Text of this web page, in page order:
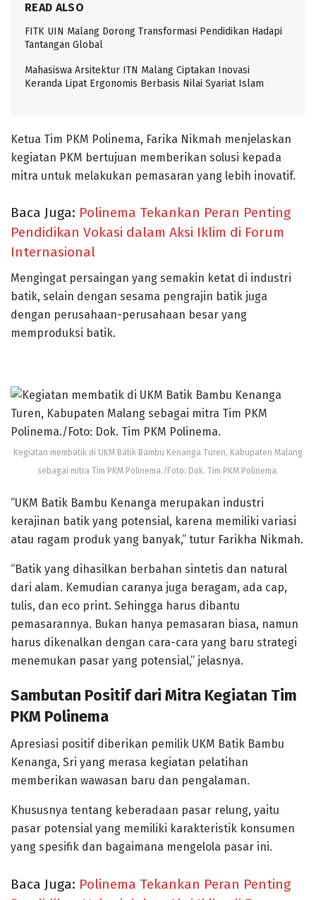
READ ALSO
FITK UIN Malang Dorong Transformasi Pendidikan Hadapi
Tantangan Global
Mahasiswa Arsitektur ITN Malang Ciptakan Inovasi
Keranda Lipat Ergonomis Berbasis Nilai Syariat Islam
Ketua Tim PKM Polinema, Farika Nikmah menjelaskan
kegiatan PKM bertujuan memberikan solusi kepada
mitra untuk melakukan pemasaran yang lebih inovatif.
Baca Juga: Polinema Tekankan Peran Penting
Pendidikan Vokasi dalam Aksi Iklim di Forum
Internasional
Mengingat persaingan yang semakin ketat di industri
batik, selain dengan sesama pengrajin batik juga
dengan perusahaan-perusahaan besar yang
memproduksi batik.
Kegiatan membatik di UKM Batik Bambu Kenanga Turen, Kabupaten Malang
sebagai mitra Tim PKM Polinema./Foto: Dok. Tim PKM Polinema.
“UKM Batik Bambu Kenanga merupakan industri
kerajinan batik yang potensial, karena memiliki variasi
atau ragam produk yang banyak,” tutur Farikha Nikmah.
“Batik yang dihasilkan berbahan sintetis dan natural
dari alam. Kemudian caranya juga beragam, ada cap,
tulis, dan eco print. Sehingga harus dibantu
pemasarannya. Bukan hanya pemasaran biasa, namun
harus dikenalkan dengan cara-cara yang baru strategi
menemukan pasar yang potensial,” jelasnya.
Sambutan Positif dari Mitra Kegiatan Tim
PKM Polinema
Apresiasi positif diberikan pemilik UKM Batik Bambu
Kenanga, Sri yang merasa kegiatan pelatihan
memberikan wawasan baru dan pengalaman.
Khususnya tentang keberadaan pasar relung, yaitu
pasar potensial yang memiliki karakteristik konsumen
yang spesifik dan bagaimana mengelola pasar ini.
Baca Juga: Polinema Tekankan Peran Penting